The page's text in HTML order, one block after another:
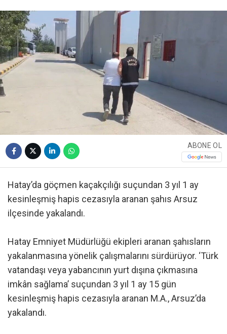
ABONE OL
Hatay’da göçmen kaçakçılığı suçundan 3 yıl 1 ay
kesinleşmiş hapis cezasıyla aranan şahıs Arsuz
ilçesinde yakalandı.
Hatay Emniyet Müdürlüğü ekipleri aranan şahısların
yakalanmasına yönelik çalışmalarını sürdürüyor. ‘Türk
vatandaşı veya yabancının yurt dışına çıkmasına
imkân sağlama’ suçundan 3 yıl 1 ay 15 gün
kesinleşmiş hapis cezasıyla aranan M.A., Arsuz’da
yakalandı.